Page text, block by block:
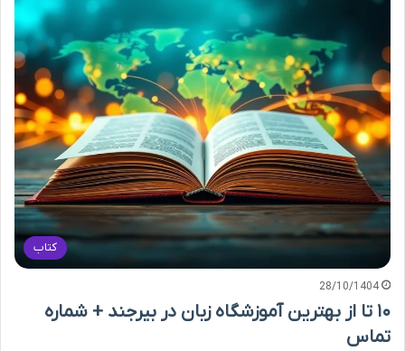
کتاب
28/10/1404
۱۰ تا از بهترین آموزشگاه زبان در بیرجند + شماره
تماس